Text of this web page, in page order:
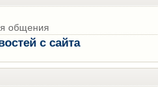
общения
с сайта